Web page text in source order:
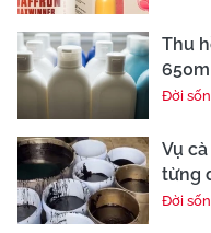
Thu
Đời
Vụ
từng
Đời